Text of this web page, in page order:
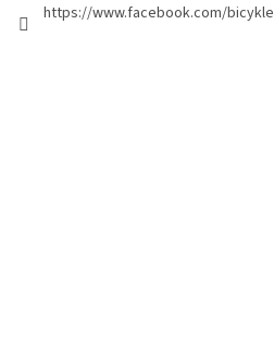
https://www.facebook.com/bicykle